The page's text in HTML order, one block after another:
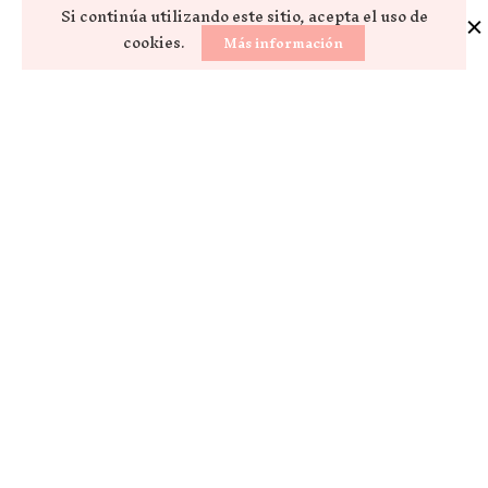
Si continúa utilizando este sitio, acepta el uso de
cookies. Más información